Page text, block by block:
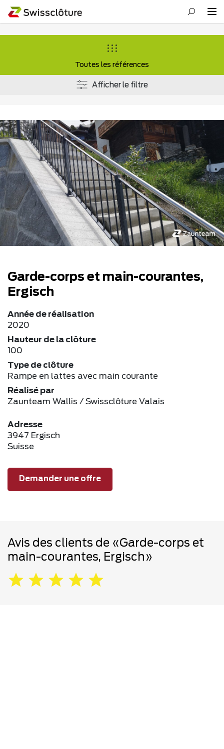
Toutes les références
Afficher le filtre
Garde-corps et main-courantes,
Ergisch
Année de réalisation
2020
Hauteur de la clôture
100
Type de clôture
Rampe en lattes avec main courante
Réalisé par
Zaunteam Wallis / Swissclôture Valais
Adresse
3947 Ergisch
Suisse
Demander une offre
Avis des clients de «Garde-corps et
main-courantes, Ergisch»